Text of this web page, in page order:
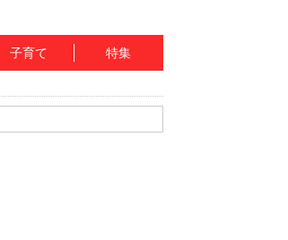
子育て 特集